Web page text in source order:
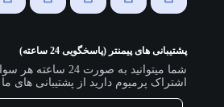
پشتیبانی های پیمنتر (پاسخگویی 24 ساعته)
شما میتوانید به صورت
اشتراک پرمیوم دارید از پشتیبانی های